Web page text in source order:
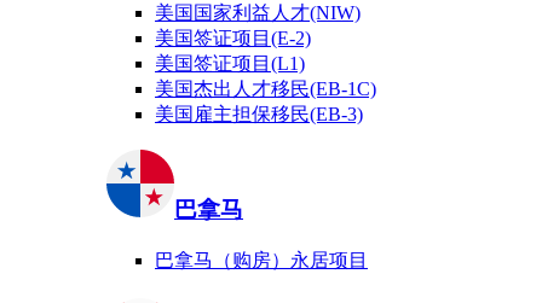
美国国家利益人才(NIW)
美国签证项目(E-2)
美国签证项目(L1)
美国杰出人才移民(EB-1C)
美国雇主担保移民(EB-3)
巴拿马
巴拿马（购房）永居项目